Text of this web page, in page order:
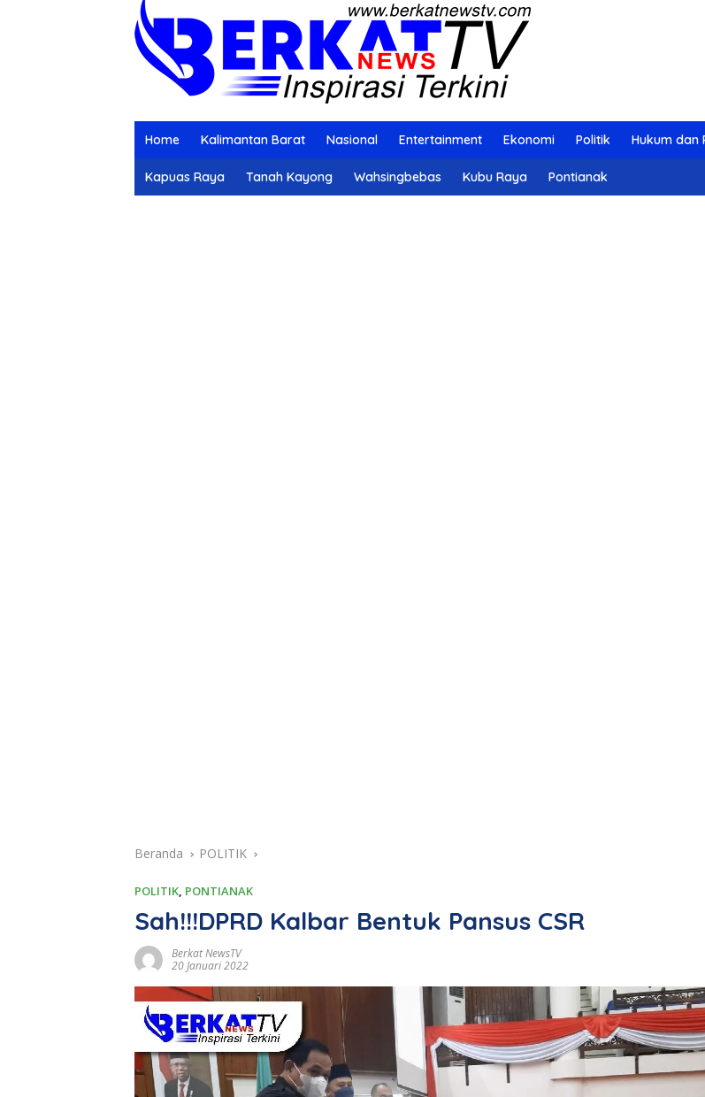
Home Kalimantan Barat Nasional Entertainment Ekonomi Politik Hukum dan
Kapuas Raya Tanah Kayong Wahsingbebas Kubu Raya Pontianak
Beranda POLITIK
POLITIK, PONTIANAK
Sah!!!DPRD Kalbar Bentuk Pansus CSR
Berkat NewsTV
20 Januari 2022